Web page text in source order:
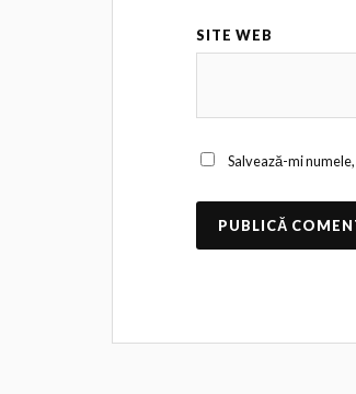
SITE WEB
Salvează-mi